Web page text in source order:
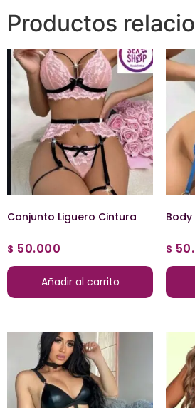
Productos
Conjunto Liguero Cintura
$ 50.000
Añadir al carrito
Body
$